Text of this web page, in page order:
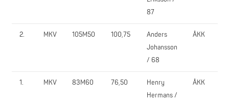
87
2. MKV 105M50 100,75
Anders
Johansson
/ 68
ÅKK
1. MKV 83M60 76,50
Henry
Hermans /
ÅKK